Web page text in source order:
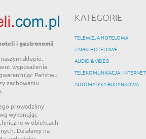
i gastronomii
sklepie.
wyposażenia
Państwu
zachowaniu
prowadzimy
wykonując
w obiektach
Działamy na
KATEGORIE
TELEWIZJA HOTELOWA
ZAMKI HOTELOWE
AUDIO & VIDEO
TELEKOMUNIKACJA I INTERNET
AUTOMATYKA BUDYNKOWA